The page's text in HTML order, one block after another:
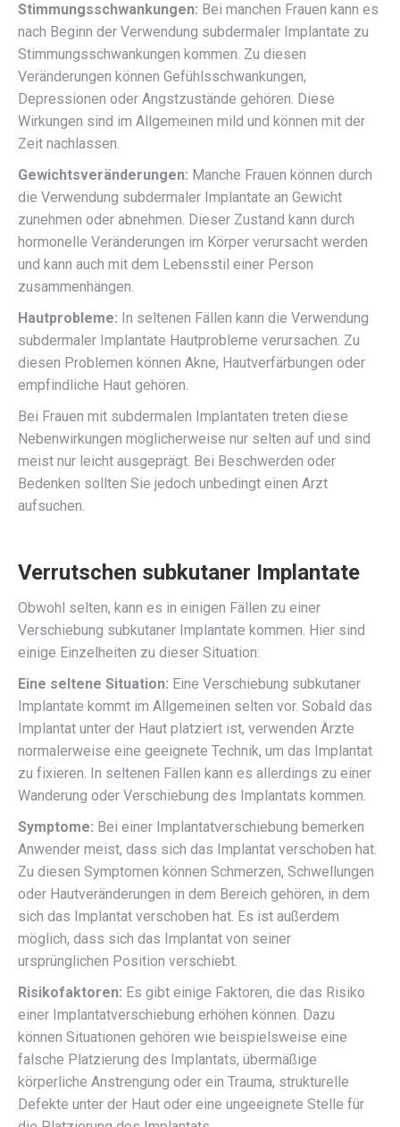
Stimmungsschwankungen: Bei manchen Frauen kann es
nach Beginn der Verwendung subdermaler Implantate zu
Stimmungsschwankungen kommen. Zu diesen
Veränderungen können Gefühlsschwankungen,
Depressionen oder Angstzustände gehören. Diese
Wirkungen sind im Allgemeinen mild und können mit der
Zeit nachlassen.
Gewichtsveränderungen: Manche Frauen können durch
die Verwendung subdermaler Implantate an Gewicht
zunehmen oder abnehmen. Dieser Zustand kann durch
hormonelle Veränderungen im Körper verursacht werden
und kann auch mit dem Lebensstil einer Person
zusammenhängen.
Hautprobleme: In seltenen Fällen kann die Verwendung
subdermaler Implantate Hautprobleme verursachen. Zu
diesen Problemen können Akne, Hautverfärbungen oder
empfindliche Haut gehören.
Bei Frauen mit subdermalen Implantaten treten diese
Nebenwirkungen möglicherweise nur selten auf und sind
meist nur leicht ausgeprägt. Bei Beschwerden oder
Bedenken sollten Sie jedoch unbedingt einen Arzt
aufsuchen.
Verrutschen subkutaner Implantate
Obwohl selten, kann es in einigen Fällen zu einer
Verschiebung subkutaner Implantate kommen. Hier sind
einige Einzelheiten zu dieser Situation:
Eine seltene Situation: Eine Verschiebung subkutaner
Implantate kommt im Allgemeinen selten vor. Sobald das
Implantat unter der Haut platziert ist, verwenden Ärzte
normalerweise eine geeignete Technik, um das Implantat
zu fixieren. In seltenen Fällen kann es allerdings zu einer
Wanderung oder Verschiebung des Implantats kommen.
Symptome: Bei einer Implantatverschiebung bemerken
Anwender meist, dass sich das Implantat verschoben hat.
Zu diesen Symptomen können Schmerzen, Schwellungen
oder Hautveränderungen in dem Bereich gehören, in dem
sich das Implantat verschoben hat. Es ist außerdem
möglich, dass sich das Implantat von seiner
ursprünglichen Position verschiebt.
Risikofaktoren: Es gibt einige Faktoren, die das Risiko
einer Implantatverschiebung erhöhen können. Dazu
können Situationen gehören wie beispielsweise eine
falsche Platzierung des Implantats, übermäßige
körperliche Anstrengung oder ein Trauma, strukturelle
Defekte unter der Haut oder eine ungeeignete Stelle für